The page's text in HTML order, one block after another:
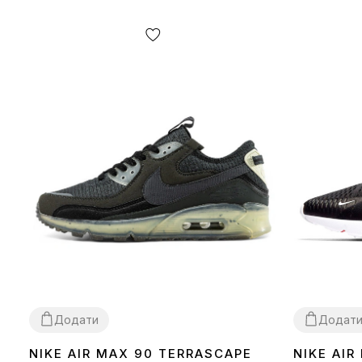
Додати
NIKE AIR MAX 90 TERRASCAPE
Додати
NIKE AIR